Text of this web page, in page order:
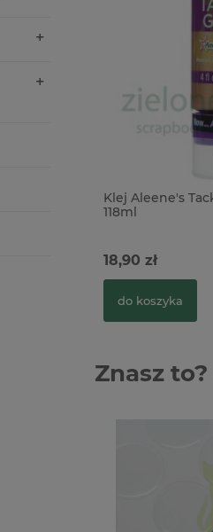
Klej Aleene's
118ml
18,90 zł
do koszyka
Znasz to?